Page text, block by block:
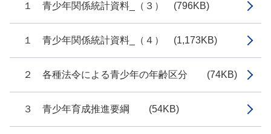
１ 青少年関係統計資料_（３） (796KB)
１ 青少年関係統計資料_（４） (1,173KB)
２ 各種法令による青少年の年齢区分 (74KB)
３ 青少年育成推進要綱 (54KB)